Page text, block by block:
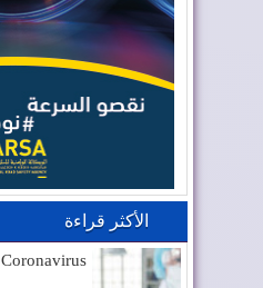
الأكثر قراءة
Coronavirus